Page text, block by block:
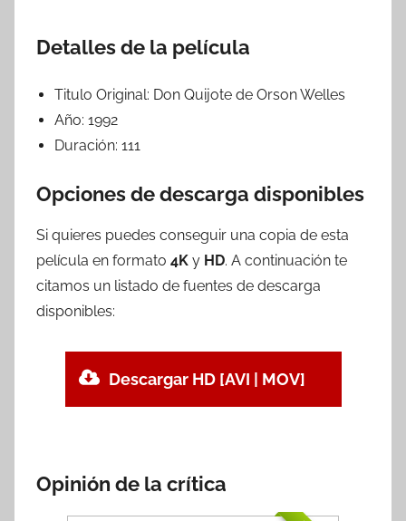
Detalles de la película
Titulo Original: Don Quijote de Orson Welles
Año: 1992
Duración: 111
Opciones de descarga disponibles
Si quieres puedes conseguir una copia de esta
película en formato 4K y HD. A continuación te
citamos un listado de fuentes de descarga
disponibles:
Descargar HD [AVI | MOV]
Opinión de la crítica